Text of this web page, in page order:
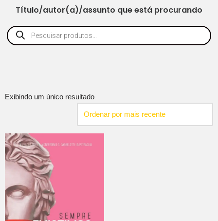
Título/autor(a)/assunto que está procurando
Exibindo um único resultado